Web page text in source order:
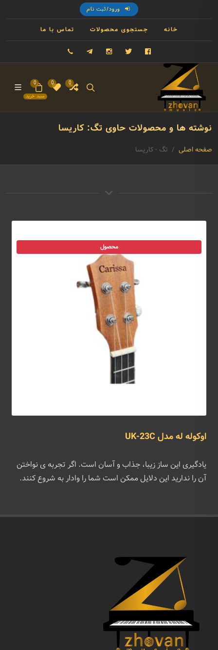
ورود/ثبت نام
خانه جستجوی محصولات تماس با ما
فیسبوک توییتر اینستاگرام تلگرام
0
0
سبد خرید
0
نوشته ها و محصولات حاوی تگ: کاریسا
صفحه اصلی تگ - کاریسا
محصول
اوکوله له مدل UK-23C
یادگیری این ساز زیبا، جذاب و آسان است. اگر تجربه ی نواختن
آن را ندارید این دلایل ممکن است شما را وادار به شروع کنند.